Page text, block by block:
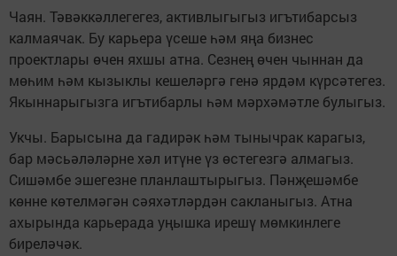
Чаян. Тәвәккәллегегез, активлыгыгыз игътибарсыз
калмаячак. Бу карьера үсеше һәм яңа бизнес
проектлары өчен яхшы атна. Сезнең өчен чыннан да
мөһим һәм кызыклы кешеләргә генә ярдәм күрсәтегез.
Якыннарыгызга игътибарлы һәм мәрхәмәтле булыгыз.
Укчы. Барысына да гадирәк һәм тынычрак карагыз,
бар мәсьәләләрне хәл итүне үз өстегезгә алмагыз.
Сишәмбе эшегезне планлаштырыгыз. Пәнҗешәмбе
көнне көтелмәгән сәяхәтләрдән сакланыгыз. Атна
ахырында карьерада уңышка ирешү мөмкинлеге
биреләчәк.